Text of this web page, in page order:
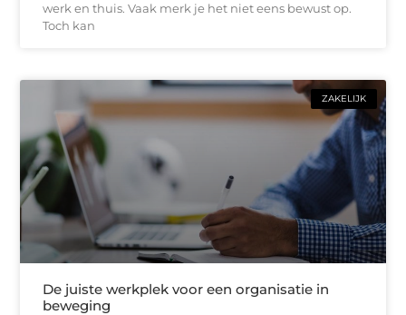
werk en thuis. Vaak merk je het niet eens bewust op.
Toch kan
ZAKELIJK
De juiste werkplek voor een organisatie in
beweging